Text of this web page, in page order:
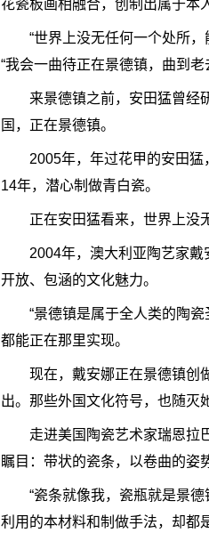
花瓷板画相融合，创制出属于本
“世界上没无任何一个处所，
“我会一曲待正在景德镇，曲到老
来景德镇之前，安田猛曾经研
国，正在景德镇。
2005年，年过花甲的安田猛，
14年，潜心制做青白瓷。
正在安田猛看来，世界上没无
2004年，澳大利亚陶艺家戴安
开放、包涵的文化魅力。
“景德镇是属于全人类的陶瓷
都能正在那里实现。
现在，戴安娜正在景德镇创做
出。那些外国文化符号，也随灭
走进美国陶瓷艺术家瑞恩拉巴
瞩目：带状的瓷条，以卷曲的姿
“瓷条就像我，瓷瓶就是景德
利用的本材料和制做手法，却都